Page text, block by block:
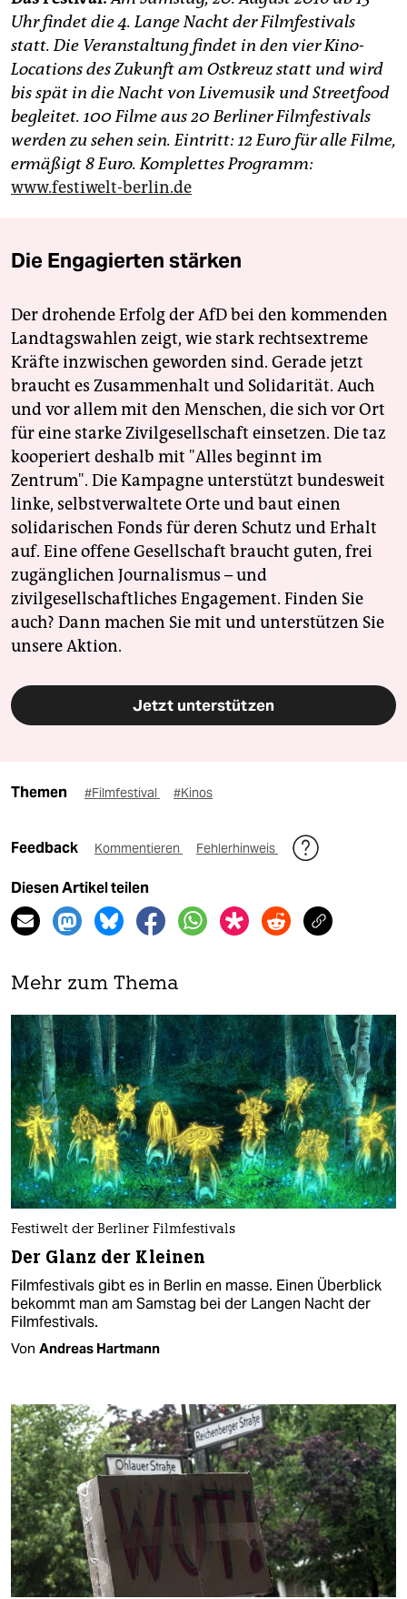
Uhr findet die 4. Lange Nacht der Filmfestivals
statt. Die Veranstaltung findet in den vier Kino-
Locations des Zukunft am Ostkreuz statt und wird
bis spät in die Nacht von Livemusik und Streetfood
begleitet. 100 Filme aus 20 Berliner Filmfestivals
werden zu sehen sein. Eintritt: 12 Euro für alle Filme,
ermäßigt 8 Euro. Komplettes Programm:
www.festiwelt-berlin.de
Die Engagierten stärken
Der drohende Erfolg der AfD bei den kommenden
Landtagswahlen zeigt, wie stark rechtsextreme
Kräfte inzwischen geworden sind. Gerade jetzt
braucht es Zusammenhalt und Solidarität. Auch
und vor allem mit den Menschen, die sich vor Ort
für eine starke Zivilgesellschaft einsetzen. Die taz
kooperiert deshalb mit "Alles beginnt im
Zentrum". Die Kampagne unterstützt bundesweit
linke, selbstverwaltete Orte und baut einen
solidarischen Fonds für deren Schutz und Erhalt
auf. Eine offene Gesellschaft braucht guten, frei
zugänglichen Journalismus – und
zivilgesellschaftliches Engagement. Finden Sie
auch? Dann machen Sie mit und unterstützen Sie
unsere Aktion.
Jetzt unterstützen
Themen #Filmfestival #Kinos
Feedback Kommentieren Fehlerhinweis
Diesen Artikel teilen
Mehr zum Thema
Festiwelt der Berliner Filmfestivals
Der Glanz der Kleinen
Filmfestivals gibt es in Berlin en masse. Einen Überblick
bekommt man am Samstag bei der Langen Nacht der
Filmfestivals.
Von Andreas Hartmann